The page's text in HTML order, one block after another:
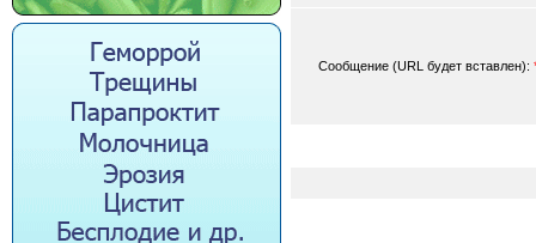
Сообщение (URL будет вставлен):